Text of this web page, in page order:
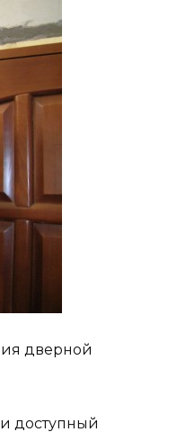
дверной
доступный